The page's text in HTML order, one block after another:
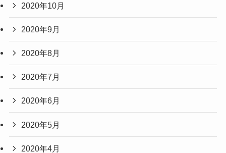
2020年10月
2020年9月
2020年8月
2020年7月
2020年6月
2020年5月
2020年4月